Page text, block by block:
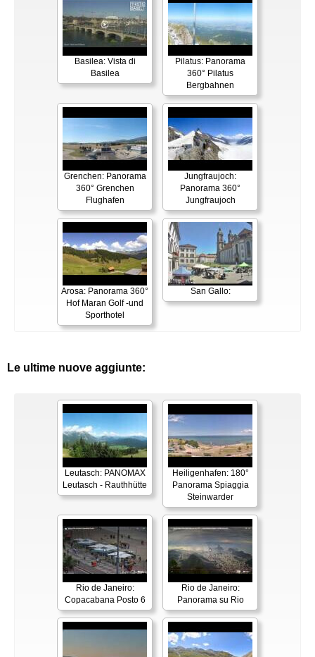
Basilea: Vista di
Basilea
Pilatus: Panorama
360° Pilatus
Bergbahnen
Grenchen: Panorama
360° Grenchen
Flughafen
Jungfraujoch:
Panorama 360°
Jungfraujoch
Arosa: Panorama 360°
Hof Maran Golf -und
Sporthotel
San Gallo:
Le ultime nuove aggiunte:
Leutasch: PANOMAX
Leutasch - Rauthhütte
Heiligenhafen: 180°
Panorama Spiaggia
Steinwarder
Rio de Janeiro:
Copacabana Posto 6
Rio de Janeiro:
Panorama su Rio